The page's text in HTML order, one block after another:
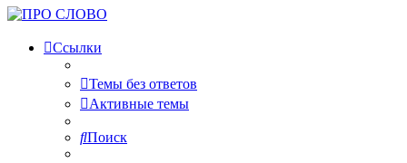
Ссылки
Темы без ответов
Активные темы
Поиск